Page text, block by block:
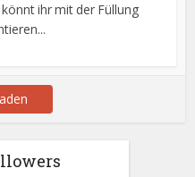
ihr mit der Füllung